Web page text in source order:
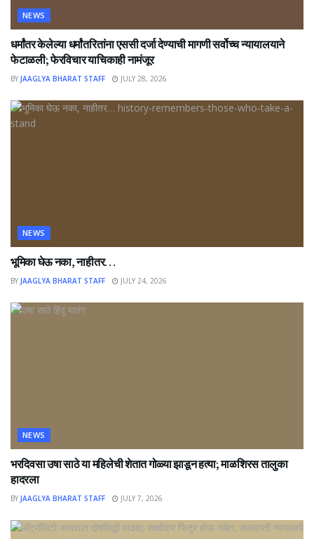
NEWS
धर्मांतर केलेल्या धर्मांतरितांना एससी दर्जा देण्याची मागणी सर्वोच्च न्यायालयाने
फेटाळली; फेरविचार याचिकाही नामंजूर
BY JAAGLYA BHARAT STAFF JULY 28, 2026
NEWS
भूमिका घेऊ नका, नाहीतर…
BY JAAGLYA BHARAT STAFF JULY 24, 2026
NEWS
भरदिवसा उषा साठे या महिलेची शेतात गोळ्या झाडून हत्या; माळशिरस तालुका
हादरला
BY JAAGLYA BHARAT STAFF JULY 7, 2026